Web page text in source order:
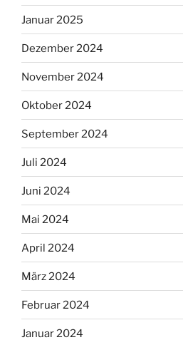
Januar 2025
Dezember 2024
November 2024
Oktober 2024
September 2024
Juli 2024
Juni 2024
Mai 2024
April 2024
März 2024
Februar 2024
Januar 2024